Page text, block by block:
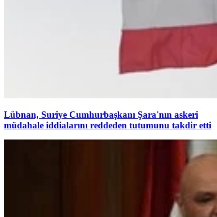
Lübnan, Suriye Cumhurbaşkanı Şara'nın askeri
müdahale iddialarını reddeden tutumunu takdir etti